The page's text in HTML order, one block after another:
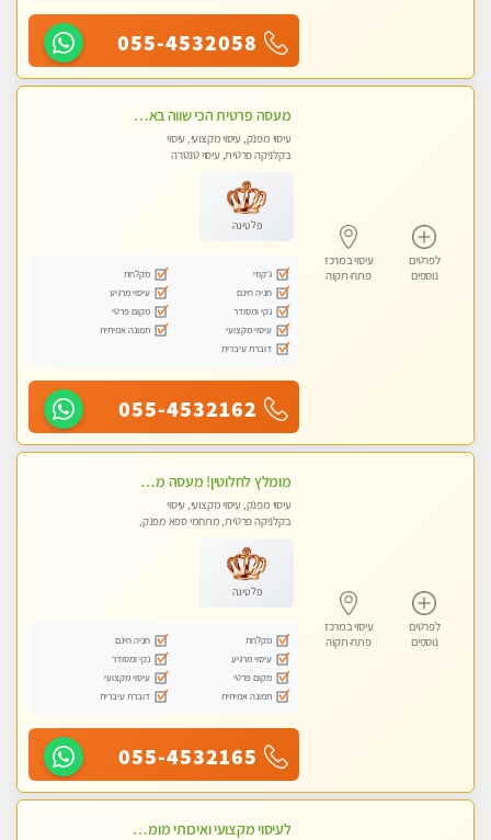
055-4532058
לפרטים
נוספים
עיסוי במרכז
פתח-תקוה
מעסה פרטית הכי שווה באזור המרכז!!!
עיסוי מפנק, עיסוי מקצועי, עיסוי
בקלניקה פרטית, עיסוי טנטרה
פלטינה
ג'קוזי
מקלחת
חניה חינם
עיסוי מרגיע
נקי ומסודר
מקום פרטי
עיסוי מקצועי
תמונה אמיתית
דוברת עיברית
055-4532162
לפרטים
נוספים
עיסוי במרכז
פתח-תקוה
מומלץ לחלוטין! מעסה מקצועית ואיכותית פרטי!!!
עיסוי מפנק, עיסוי מקצועי, עיסוי
בקלניקה פרטית, מתחמי ספא מפנק,
פלטינה
מקלחת
חניה חינם
עיסוי מרגיע
נקי ומסודר
מקום פרטי
עיסוי מקצועי
תמונה אמיתית
דוברת עיברית
055-4532165
לעיסוי מקצועי ואיכותי מומלץ מאוד!! ממתינה לך שתגיע , מעסה פרטית … ❤️